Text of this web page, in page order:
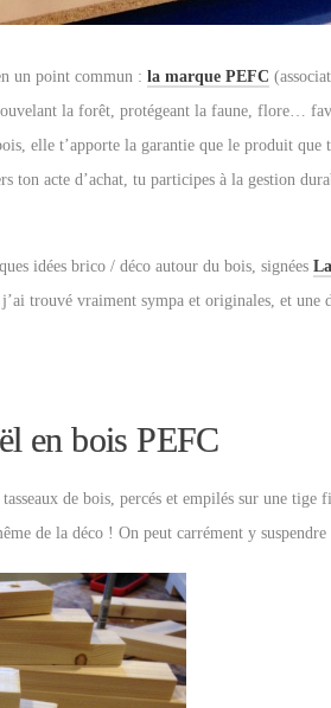
un point commun :la marque PEFC
la forêt, protégeant la faune, flore…
elle t’apporte la garantie que le produit que
ton acte d’achat, tu participes à la gestion
idées brico / déco autour du bois, signées
trouvé vraiment sympa et originales, et une
en bois PEFC
de bois, percés et empilés sur une tige
de la déco ! On peut carrément y